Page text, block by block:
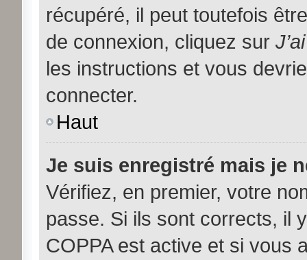
récupéré, il peut toutefois
de connexion, cliquez sur
les instructions et vous
connecter.
Haut
Je suis enregistré mais je
Vérifiez, en premier, votre
passe. Si ils sont corrects, il
COPPA est active et si vous